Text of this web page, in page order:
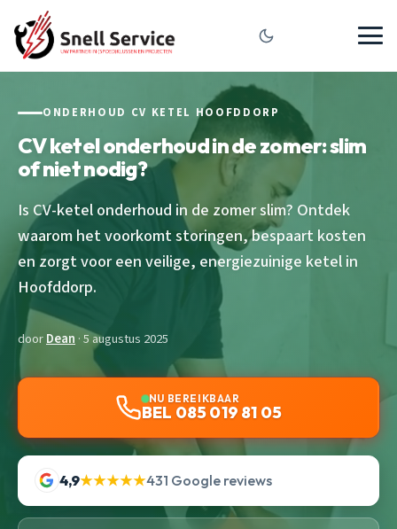
ONDERHOUD CV KETEL HOOFDDORP
CV ketel onderhoud in de zomer: slim
of niet nodig?
Is CV-ketel onderhoud in de zomer slim? Ontdek
waarom het voorkomt storingen, bespaart kosten
en zorgt voor een veilige, energiezuinige ketel in
Hoofddorp.
doorDean · 5 augustus 2025
NU BEREIKBAAR
BEL 085 019 81 05
4,9★★★★★431 Google reviews